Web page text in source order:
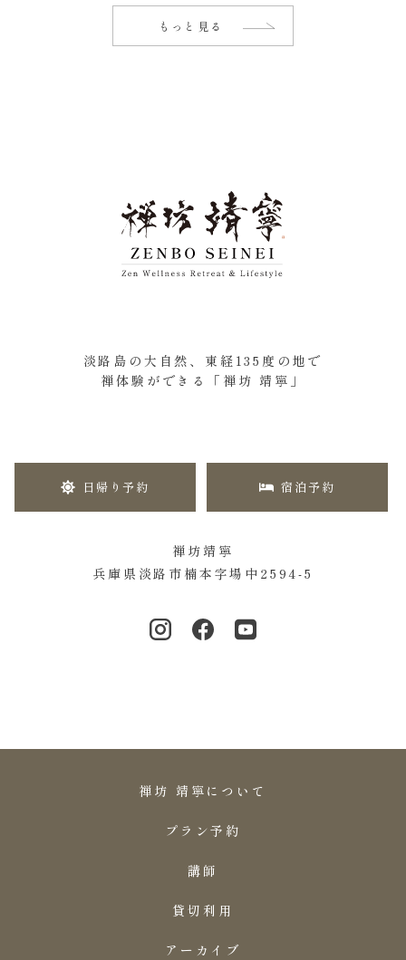
もっと見る
淡路島の大自然、東経135度の地で
禅体験ができる「禅坊 靖寧」
日帰り予約 宿泊予約
禅坊靖寧
兵庫県淡路市楠本字場中2594-5
禅坊 靖寧について
プラン予約
講師
貸切利用
アーカイブ